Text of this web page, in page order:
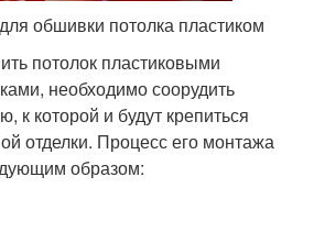
обшивки потолка пластиком
потолок пластиковыми
необходимо соорудить
к которой и будут крепиться
отделки. Процесс его монтажа
образом: